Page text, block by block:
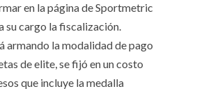
en la página de Sportmetric
su cargo la fiscalización.
armando la modalidad de pago
de elite, se fijó en un costo
que incluye la medalla